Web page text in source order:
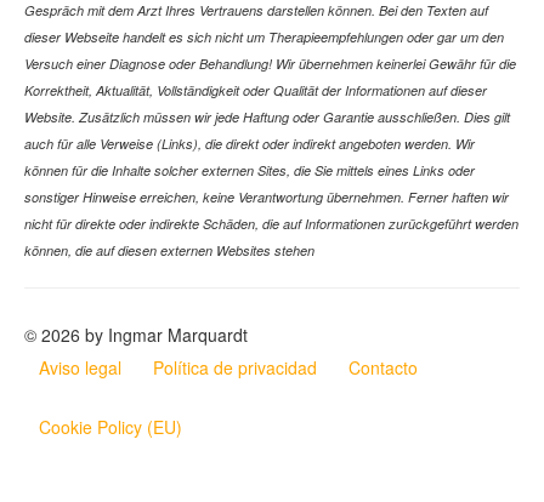
Gespräch mit dem Arzt Ihres Vertrauens darstellen können. Bei den Texten auf
dieser Webseite handelt es sich nicht um Therapieempfehlungen oder gar um den
Versuch einer Diagnose oder Behandlung! Wir übernehmen keinerlei Gewähr für die
Korrektheit, Aktualität, Vollständigkeit oder Qualität der Informationen auf dieser
Website. Zusätzlich müssen wir jede Haftung oder Garantie ausschließen. Dies gilt
auch für alle Verweise (Links), die direkt oder indirekt angeboten werden. Wir
können für die Inhalte solcher externen Sites, die Sie mittels eines Links oder
sonstiger Hinweise erreichen, keine Verantwortung übernehmen. Ferner haften wir
nicht für direkte oder indirekte Schäden, die auf Informationen zurückgeführt werden
können, die auf diesen externen Websites stehen
© 2026 by Ingmar Marquardt
Aviso legal
Política de privacidad Contacto
Cookie Policy (EU)